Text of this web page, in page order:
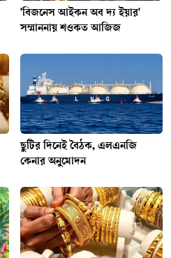
'বিজনেস আইকন অব দ্য ইয়ার'
সম্মাননায় শওকত আজিজ
ছুটির দিনেই বৈঠক, এলএনজি
কেনার অনুমোদন